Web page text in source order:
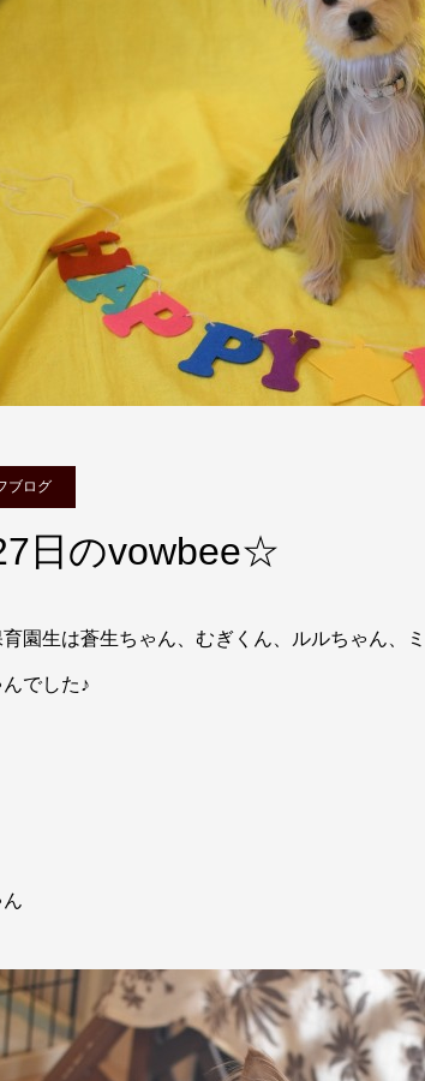
ブログ
日のvowbee☆
園生は蒼生ちゃん、むぎくん、ルルちゃん、
でした♪